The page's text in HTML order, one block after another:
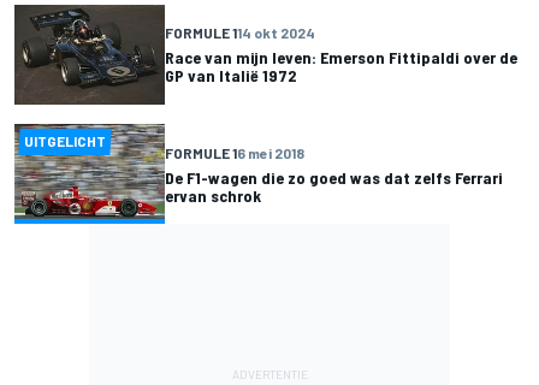
FORMULE 114 okt 2024
Race van mijn leven: Emerson Fittipaldi over de
GP van Italië 1972
UITGELICHT
FORMULE 16 mei 2018
De F1-wagen die zo goed was dat zelfs Ferrari
ervan schrok